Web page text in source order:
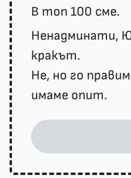
В топ 100 сме.
Ненадминати,
кракът.
Не, но го
имаме опит.